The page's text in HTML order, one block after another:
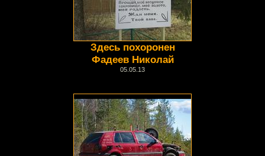
Здесь похоронен
Фадеев Николай
05.05.13